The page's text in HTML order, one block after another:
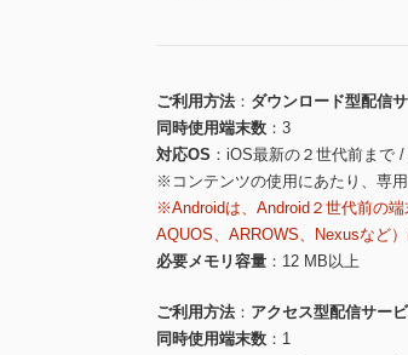
ご利用方法
ダウンロード型配信
同時使用端末数
3
対応OS
iOS最新の２世代前まで
※コンテンツの使用にあたり、専
※Androidは、Android２世代前の
AQUOS、ARROWS、Nexusなど
必要メモリ容量
12 MB以上
ご利用方法
アクセス型配信サービ
同時使用端末数
1